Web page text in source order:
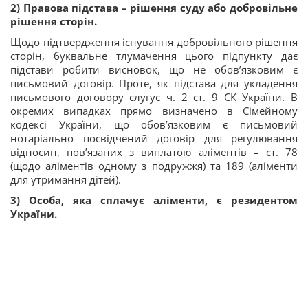
2) Правова підстава – рішення суду або добровільне
рішення сторін.
Щодо підтвердження існування добровільного рішення
сторін, буквальне тлумачення цього підпункту дає
підстави робити висновок, що не обов’язковим є
письмовий договір. Проте, як підстава для укладення
письмового договору слугує ч. 2 ст. 9 СК України. В
окремих випадках прямо визначено в Сімейному
кодексі України, що обов’язковим є письмовий
нотаріально посвідчений договір для регулювання
відносин, пов’язаних з виплатою аліментів – ст. 78
(щодо аліментів одному з подружжя) та 189 (аліменти
для утримання дітей).
3) Особа, яка сплачує аліменти, є резидентом
України.